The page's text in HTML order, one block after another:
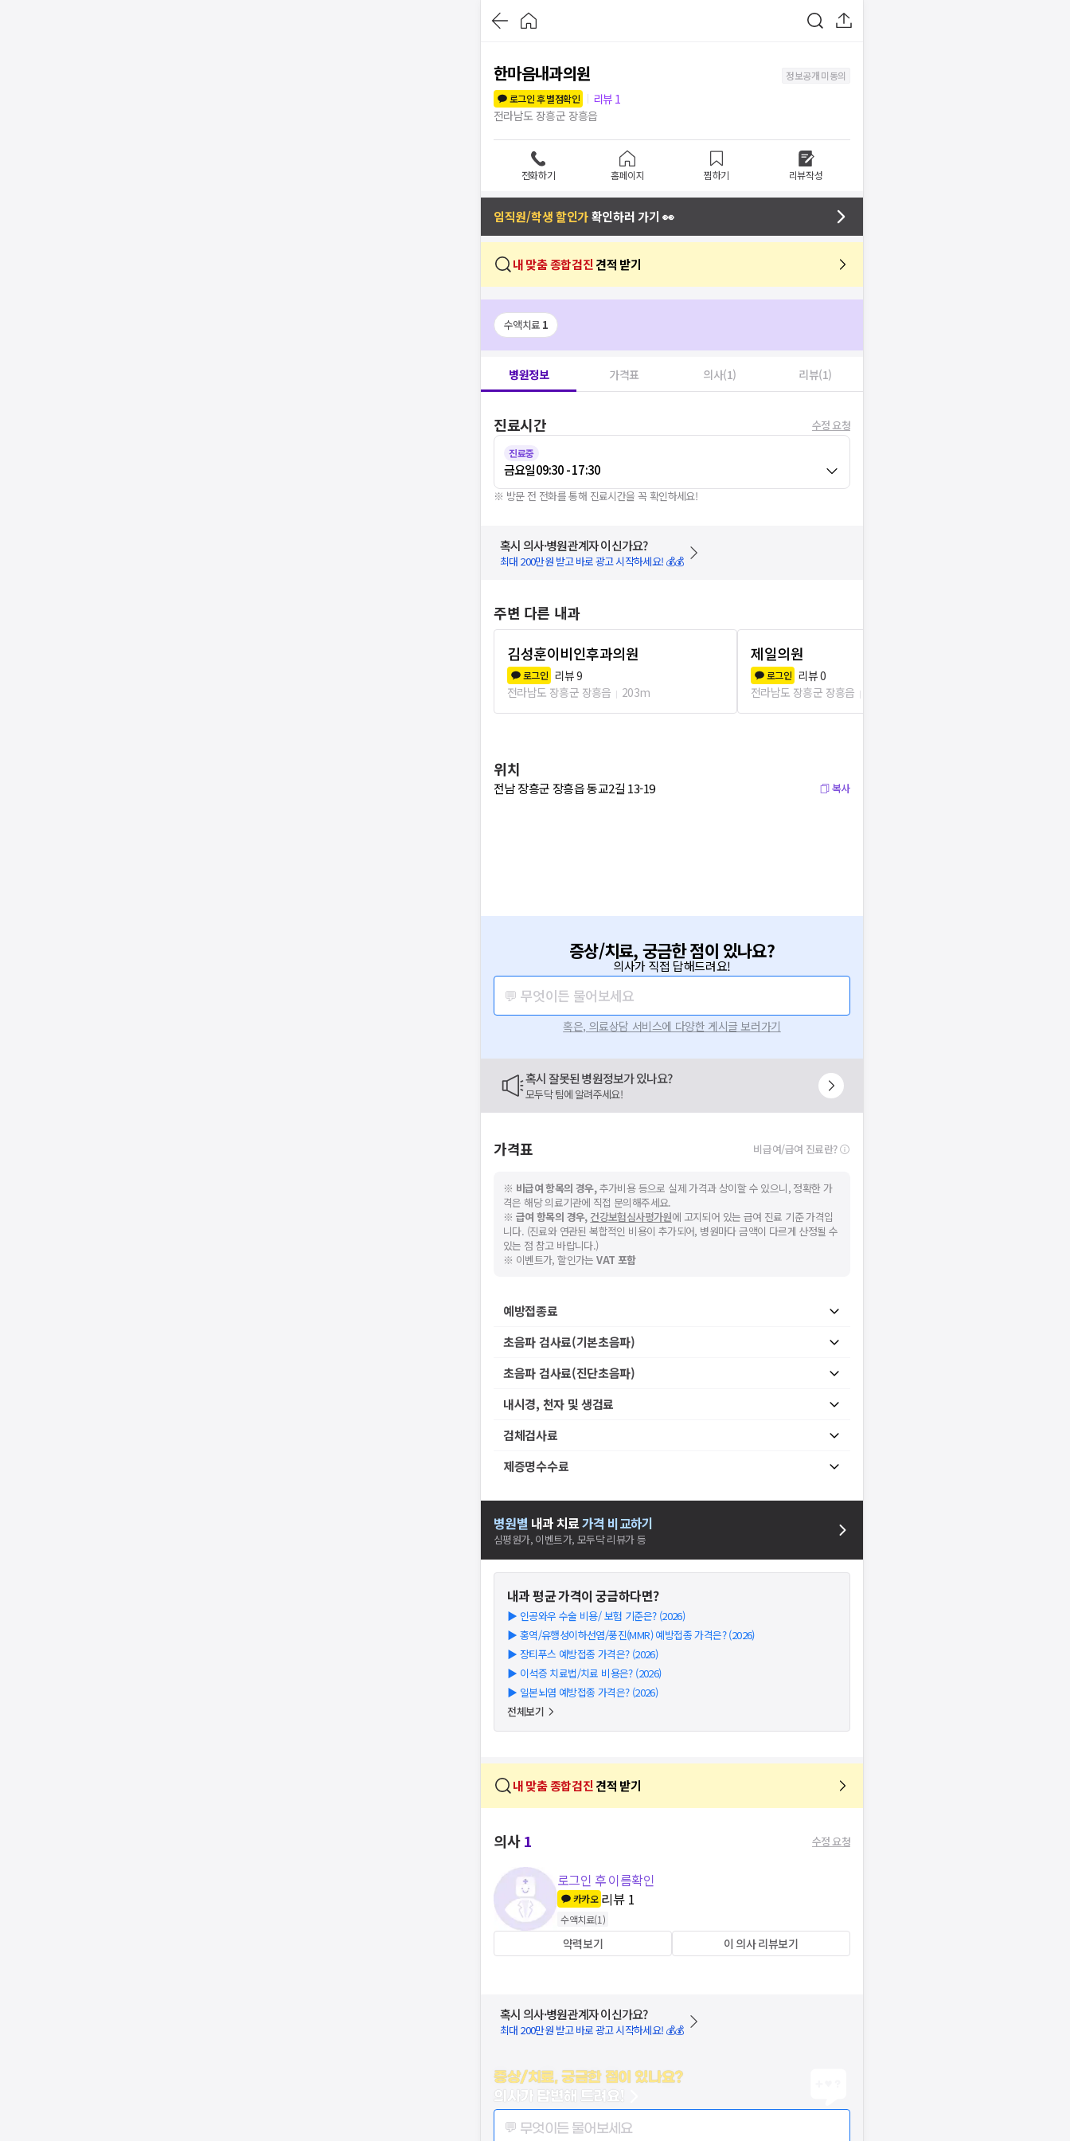
한마음내과의원
정보공개 미동의
로그인 후 별점확인
리뷰 1
전라남도 장흥군 장흥읍
전화하기 홈페이지 찜하기 리뷰작성
임직원/학생 할인가확인하러 가기 👀
내 맞춤 종합검진 견적 받기
수액치료 1
병원정보 가격표 의사(1) 리뷰(1)
진료시간 수정 요청
진료중
금요일09:30 - 17:30
※ 방문 전 전화를 통해 진료시간을 꼭 확인하세요!
혹시 의사·병원관계자 이신가요?
최대 200만원 받고 바로 광고 시작하세요! 💰💰
주변 다른 내과
김성훈이비인후과의원
로그인 리뷰9
전라남도 장흥군 장흥읍
203m
제일의원
로그인 리뷰0
전라남도 장흥군 장흥읍
위치
전남 장흥군 장흥읍 동교2길 13-19 복사
증상/치료, 궁금한 점이 있나요?
의사가 직접 답해드려요!
💬 무엇이든 물어보세요
혹은, 의료상담 서비스에 다양한 게시글 보러가기
혹시 잘못된 병원정보가 있나요?
모두닥 팀에 알려주세요!
가격표 비급여/급여 진료란?
※ 비급여 항목의 경우,추가비용 등으로 실제 가격과 상이할 수 있으니, 정확한 가
격은 해당 의료기관에 직접 문의해주세요.
※ 급여 항목의 경우, 건강보험심사평가원에 고지되어 있는 급여 진료 기준 가격입
니다. (진료와 연관된 복합적인 비용이 추가되어, 병원마다 금액이 다르게 산정될 수
있는 점 참고 바랍니다.)
※ 이벤트가, 할인가는VAT 포함
예방접종료
초음파 검사료(기본초음파)
초음파 검사료(진단초음파)
내시경, 천자 및 생검료
검체검사료
제증명수수료
병원별 내과치료가격 비교하기
심평원가, 이벤트가, 모두닥 리뷰가 등
내과평균 가격이 궁금하다면?
▶ 인공와우 수술 비용/ 보험 기준은? (2026)
▶ 홍역/유행성이하선염/풍진(MMR) 예방접종 가격은? (2026)
▶ 장티푸스 예방접종 가격은? (2026)
▶ 이석증 치료법/치료 비용은? (2026)
▶ 일본뇌염 예방접종 가격은? (2026)
전체보기
내 맞춤 종합검진 견적 받기
의사1 수정 요청
로그인 후 이름확인
카카오 리뷰 1
수액치료(1)
약력보기 이 의사 리뷰보기
혹시 의사·병원관계자 이신가요?
최대 200만원 받고 바로 광고 시작하세요! 💰💰
증상/치료, 궁금한 점이 있나요?
의사가 답변해 드려요!
💬 무엇이든 물어보세요